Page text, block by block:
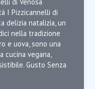
I Pizzicannelli di
delizia natalizia, un
nella tradizione
e uova, sono una
vegana,
Gusto Senza